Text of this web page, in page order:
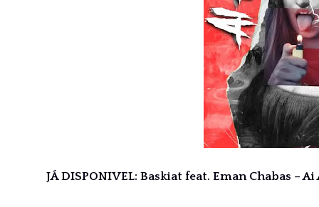
JÁ DISPONIVEL: Baskiat feat. Eman Chabas – Ai